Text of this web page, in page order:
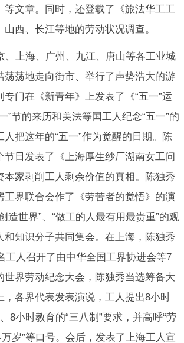
等文章。同时，还登载了《旅法华工工
西、长江等地的劳动状况调查。
、上海、广州、九江、唐山等各工业城
荡荡地走向街市、举行了声势浩大的游
门在《新青年》上发表了《“五一”运
”节的来历和美法等国工人纪念“五一”的
把这年的“五一”作为觉醒的日期。陈
节日发表了《上海厚生纱厂湖南女工问
本家剥削工人剩余价值的真相。陈独秀
工界联合会作了《劳苦者的觉悟》的演
造世界”、“做工的人最有用最贵重”的观
和知识分子共同集会。在上海，陈独秀
工人召开了由中华全国工界协进会等7
世界劳动纪念大会，陈独秀当选筹备大
，各界代表发表演说，工人提出8小时
8小时教育的“三八制”要求，并高呼“劳
万岁”等口号。会后，发表了上海工人宣